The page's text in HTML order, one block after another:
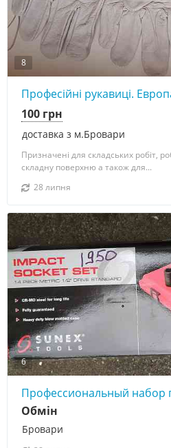
8
Професійні рукавиці.
доставка з м.Бровари
100 грн
Призначені для складських робіт,
складну поверхню а також для...
28 липня
6
Профессиональный набор
Бровари
Обмін